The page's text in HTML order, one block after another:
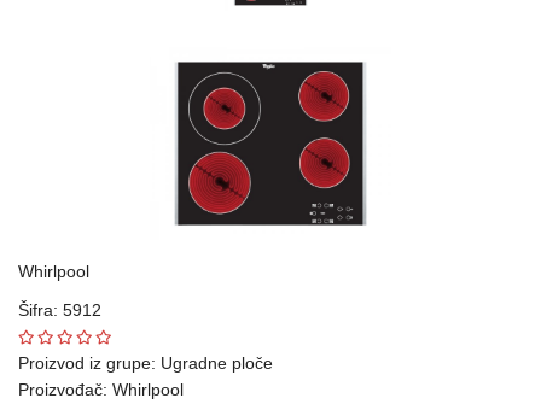
tehnika
Telefoni
Whirlpool
Šifra: 5912
Proizvod iz grupe: Ugradne ploče
Proizvođač: Whirlpool